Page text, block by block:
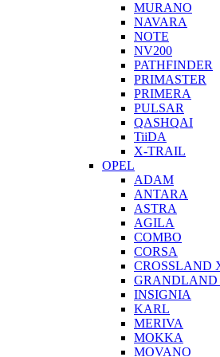
MURANO
NAVARA
NOTE
NV200
PATHFINDER
PRIMASTER
PRIMERA
PULSAR
QASHQAI
TiiDA
X-TRAIL
OPEL
ADAM
ANTARA
ASTRA
AGILA
COMBO
CORSA
CROSSLAND
GRANDLAND
INSIGNIA
KARL
MERIVA
MOKKA
MOVANO